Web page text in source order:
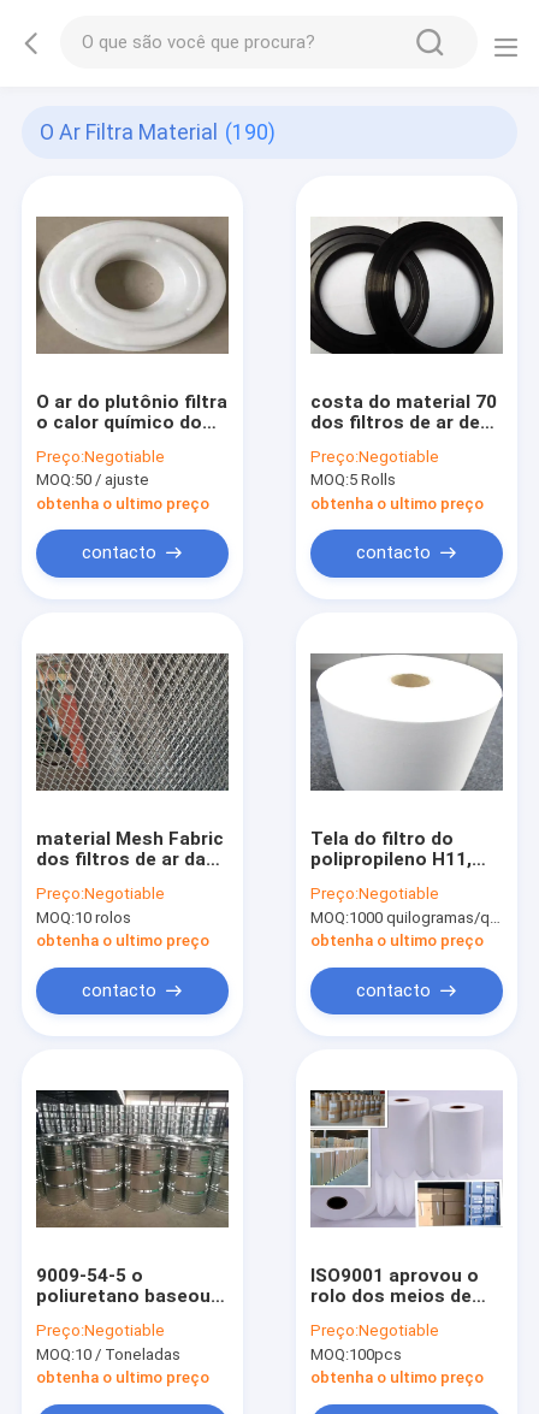
O Ar Filtra Material (190)
O ar do plutônio filtra
o calor químico do
filtro -
139mm*114mm
tratado
Preço:Negotiable
MOQ:50 / ajuste
obtenha o ultimo preço
contacto
costa do material 70
dos filtros de ar de
AS568 de um selo do
plutônio
Preço:Negotiable
MOQ:5 Rolls
obtenha o ultimo preço
contacto
material Mesh Fabric
dos filtros de ar da
de 0.6mm 1M * 20
M/Roll
Preço:Negotiable
MOQ:10 rolos
obtenha o ultimo preço
contacto
Tela do filtro do
polipropileno H11,
animal de estimação
H14 para o filtro de
HEPA
Preço:Negotiable
MOQ:1000 quilogramas/quilogramas (Mínimo Ordem)
obtenha o ultimo preço
contacto
9009-54-5 o
poliuretano baseou o
dois componentes
para o purificador do
ar
Preço:Negotiable
MOQ:10 / Toneladas
obtenha o ultimo preço
ISO9001 aprovou o
rolo dos meios de
de filtro de 20
mícrons
Preço:Negotiable
MOQ:100pcs
obtenha o ultimo preço